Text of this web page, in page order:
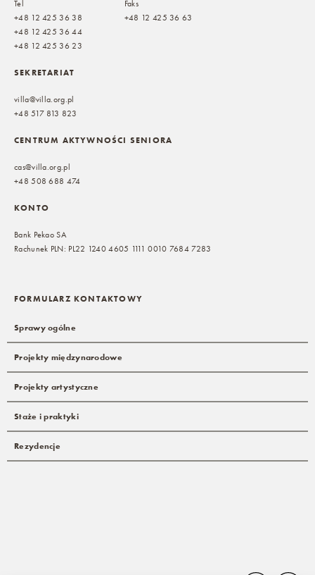
Tel
+48 12 425 36 38
+48 12 425 36 44
+48 12 425 36 23
Faks
+48 12 425 36 63
SEKRETARIAT
villa@villa.org.pl
+48 517 813 823
CENTRUM AKTYWNOŚCI SENIORA
cas@villa.org.pl
+48 508 688 474
KONTO
Bank Pekao SA
Rachunek PLN: PL22 1240 4605 1111 0010 7684 7283
FORMULARZ KONTAKTOWY
Sprawy ogólne
Projekty międzynarodowe
Projekty artystyczne
Staże i praktyki
Rezydencje